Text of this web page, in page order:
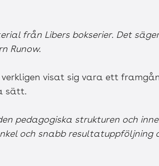
från Libers bokserier. Det
Runow.
visat sig vara ett
sätt.
pedagogiska strukturen och
och snabb resultatuppföljning